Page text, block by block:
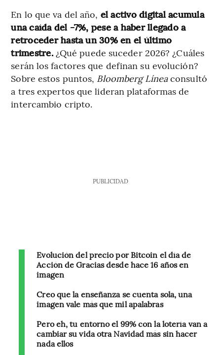
En lo que va del año, el activo digital acumula
una caída del -7%, pese a haber llegado a
retroceder hasta un 30% en el último
trimestre.¿Qué puede suceder 2026? ¿Cuáles
serán los factores que definan su evolución?
Sobre estos puntos, Bloomberg Líneaconsultó
a tres expertos que lideran plataformas de
intercambio cripto.
PUBLICIDAD
Evolución del precio por Bitcoin el día de
Acción de Gracias desde hace 16 años en
imagen
Creo que la enseñanza se cuenta sola, una
imagen vale más que mil apalabras
Pero eh, tu entorno el 99% con la lotería van a
cambiar su vida otra Navidad más sin hacer
nada ellos